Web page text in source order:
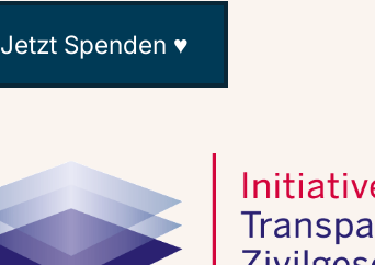
Jetzt Spenden ♥